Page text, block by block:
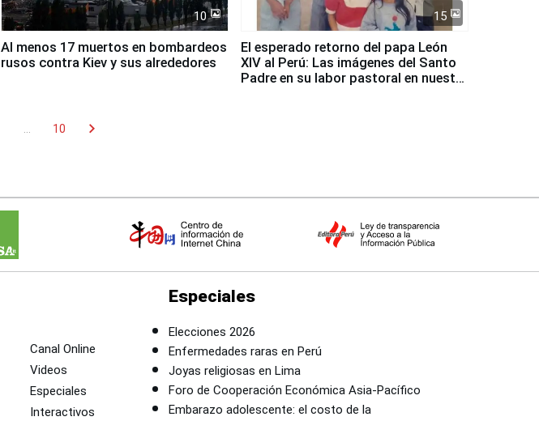
10
Al menos 17 muertos en bombardeos
rusos contra Kiev y sus alrededores
15
El esperado retorno del papa León
XIV al Perú: Las imágenes del Santo
Padre en su labor pastoral en nuestro
10 chevron_right
Canal Online
Videos
Especiales
Interactivos
Especiales
Elecciones 2026
Enfermedades raras en Perú
Joyas religiosas en Lima
Foro de Cooperación Económica Asia-Pacífico
Embarazo adolescente: el costo de la